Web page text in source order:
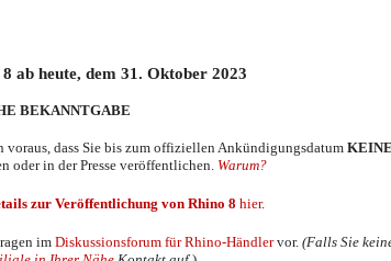
ab heute, dem 31. Oktober 2023
BEKANNTGABE
voraus, dass Sie bis zum offiziellen Ankündigungsdatum KEINE
oder in der Presse veröffentlichen. Warum?
zur Veröffentlichung von Rhino 8 hier.
im Diskussionsforum für Rhino-Händlervor. (Falls Sie